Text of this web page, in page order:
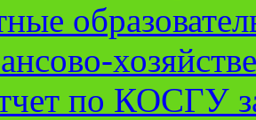
по КОСГУ